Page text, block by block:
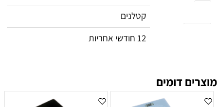
קטלנים
12 חודשי אחריות
מוצרים דומים